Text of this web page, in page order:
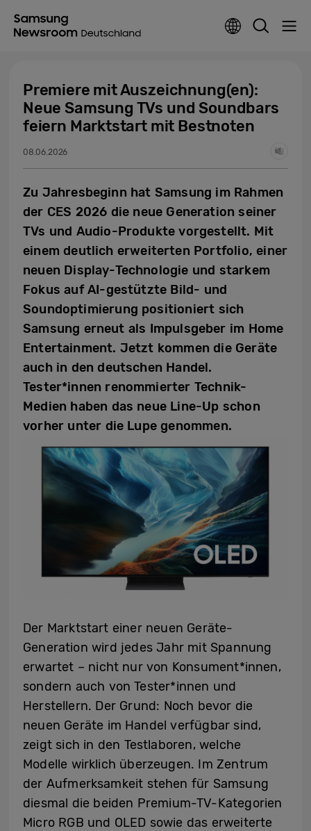
Premiere mit Auszeichnung(en):
Neue Samsung TVs und Soundbars
feiern Marktstart mit Bestnoten
08.06.2026
Zu Jahresbeginn hat Samsung im Rahmen
der CES 2026 die neue Generation seiner
TVs und Audio-Produkte vorgestellt. Mit
einem deutlich erweiterten Portfolio, einer
neuen Display-Technologie und starkem
Fokus auf AI-gestützte Bild- und
Soundoptimierung positioniert sich
Samsung erneut als Impulsgeber im Home
Entertainment. Jetzt kommen die Geräte
auch in den deutschen Handel.
Tester*innen renommierter Technik-
Medien haben das neue Line-Up schon
vorher unter die Lupe genommen.
Der Marktstart einer neuen Geräte-
Generation wird jedes Jahr mit Spannung
erwartet – nicht nur von Konsument*innen,
sondern auch von Tester*innen und
Herstellern. Der Grund: Noch bevor die
neuen Geräte im Handel verfügbar sind,
zeigt sich in den Testlaboren, welche
Modelle wirklich überzeugen. Im Zentrum
der Aufmerksamkeit stehen für Samsung
diesmal die beiden Premium-TV-Kategorien
Micro RGB und OLED sowie das erweiterte